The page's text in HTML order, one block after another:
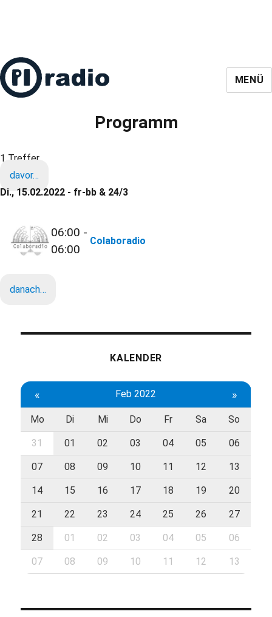
MENÜ
Programm
1 Treffer
davor…
Di., 15.02.2022 - fr-bb & 24/3
06:00 -
06:00
Colaboradio
danach…
KALENDER
« Feb 2022 »
Mo Di Mi Do Fr Sa So
31 01 02 03 04 05 06
07 08 09 10 11 12 13
14 15 16 17 18 19 20
21 22 23 24 25 26 27
28 01 02 03 04 05 06
07 08 09 10 11 12 13